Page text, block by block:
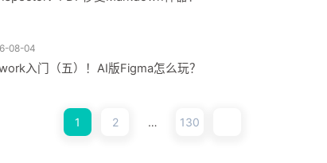
08-04
入门（五）！AI版Figma怎么玩？
1 2 … 130